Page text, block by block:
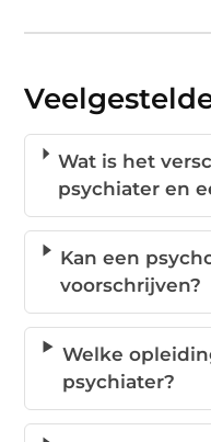
Wat is het
psychiater en
Kan een
voorschrijven?
Welke
psychiater?